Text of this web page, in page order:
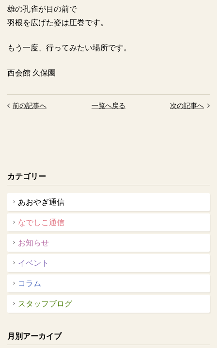
雄の孔雀が目の前で
羽根を広げた姿は圧巻です。
もう一度、行ってみたい場所です。
西会館 久保園
前の記事へ 一覧へ戻る 次の記事へ
カテゴリー
あおやぎ通信
なでしこ通信
お知らせ
イベント
コラム
スタッフブログ
月別アーカイブ